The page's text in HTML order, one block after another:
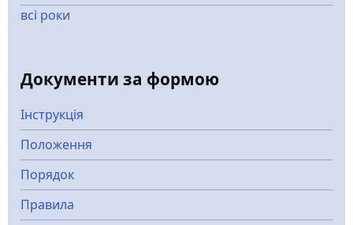
всі роки
Документи за формою
Інструкція
Положення
Порядок
Правила